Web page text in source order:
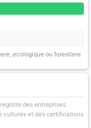
ecologique ou forestiere
des entreprises
cultures et des certifications